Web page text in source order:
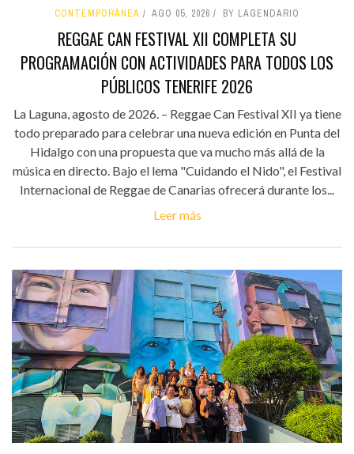
CONTEMPORÁNEA AGO 05, 2026 BY LAGENDARIO
REGGAE CAN FESTIVAL XII COMPLETA SU
PROGRAMACIÓN CON ACTIVIDADES PARA TODOS LOS
PÚBLICOS TENERIFE 2026
La Laguna, agosto de 2026. – Reggae Can Festival XII ya tiene
todo preparado para celebrar una nueva edición en Punta del
Hidalgo con una propuesta que va mucho más allá de la
música en directo. Bajo el lema "Cuidando el Nido", el Festival
Internacional de Reggae de Canarias ofrecerá durante los...
Leer más